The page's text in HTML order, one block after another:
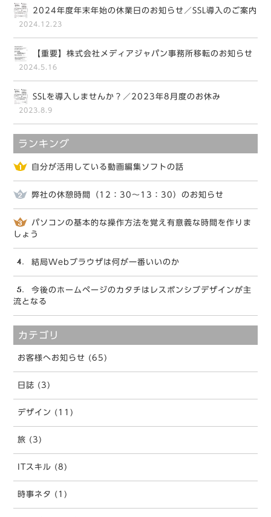
2024年度年末年始の休業日のお知らせ／SSL導入のご案内
2024.12.23
【重要】株式会社メディアジャパン事務所移転のお知らせ
2024.5.16
SSLを導入しませんか？／2023年8月度のお休み
2023.8.9
ランキング
自分が活用している動画編集ソフトの話
弊社の休憩時間（12：30～13：30）のお知らせ
パソコンの基本的な操作方法を覚え有意義な時間を作りま
しょう
結局Webブラウザは何が一番いいのか
今後のホームページのカタチはレスポンシブデザインが主
流となる
カテゴリ
お客様へお知らせ (65)
日誌 (3)
デザイン (11)
旅 (3)
ITスキル (8)
時事ネタ (1)